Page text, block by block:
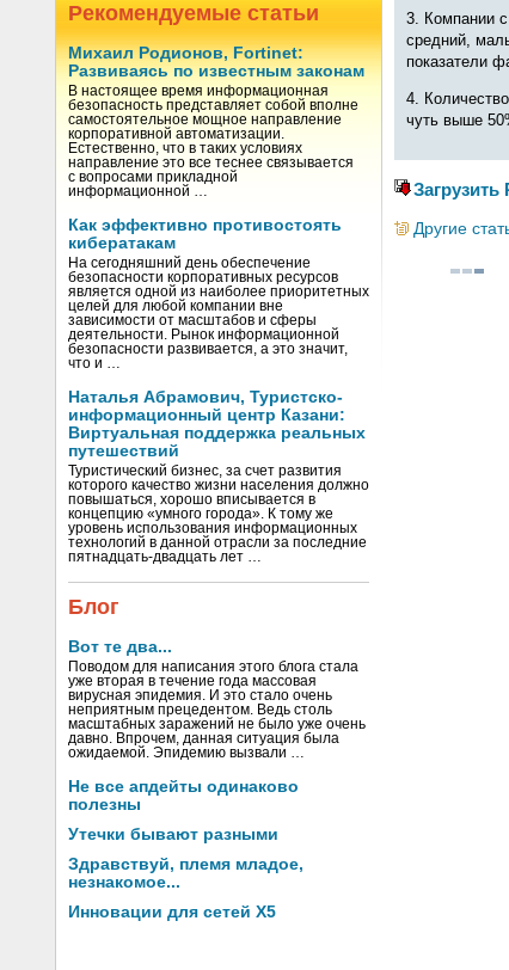
Рекомендуемые статьи
Михаил Родионов, Fortinet:
Развиваясь по известным законам
В настоящее время информационная
безопасность представляет собой вполне
самостоятельное мощное направление
корпоративной автоматизации.
Естественно, что в таких условиях
направление это все теснее связывается
с вопросами прикладной
информационной …
Как эффективно противостоять
кибератакам
На сегодняшний день обеспечение
безопасности корпоративных ресурсов
является одной из наиболее приоритетных
целей для любой компании вне
зависимости от масштабов и сферы
деятельности. Рынок информационной
безопасности развивается, а это значит,
что и …
Наталья Абрамович, Туристско-
информационный центр Казани:
Виртуальная поддержка реальных
путешествий
Туристический бизнес, за счет развития
которого качество жизни населения должно
повышаться, хорошо вписывается в
концепцию «умного города». К тому же
уровень использования информационных
технологий в данной отрасли за последние
пятнадцать-двадцать лет …
Блог
Вот те два...
Поводом для написания этого блога стала
уже вторая в течение года массовая
вирусная эпидемия. И это стало очень
неприятным прецедентом. Ведь столь
масштабных заражений не было уже очень
давно. Впрочем, данная ситуация была
ожидаемой. Эпидемию вызвали …
Не все апдейты одинаково
полезны
Утечки бывают разными
Здравствуй, племя младое,
незнакомое...
Инновации для сетей X5
3. Компании
средний,
показатели
4.
чуть выше
Другие